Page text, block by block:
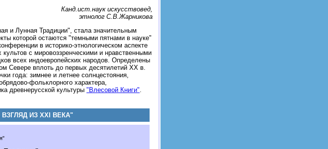
Канд.ист.наук искусствовед,
этнолог С.В.Жарникова
и Лунная Традиции", стала значительным
которой остаются "темными пятнами в науке"
в историко-этнологическом аспекте
с мировоззренческими и нравственными
всех индоевропейских народов. Определены
Севере вплоть до первых десятилетий ХХ в.
года: зимнее и летнее солнцестояния,
фольклорного характера,
древнерусской культуры "Влесовой Книги".
ИЗ XXI ВЕКА"